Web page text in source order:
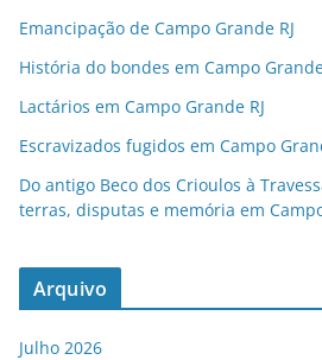
Emancipação de Campo Grande RJ
História do bondes em Campo Grande
Lactários em Campo Grande RJ
Escravizados fugidos em Campo
Do antigo Beco dos Crioulos à
terras, disputas e memória em
Arquivo
Julho 2026